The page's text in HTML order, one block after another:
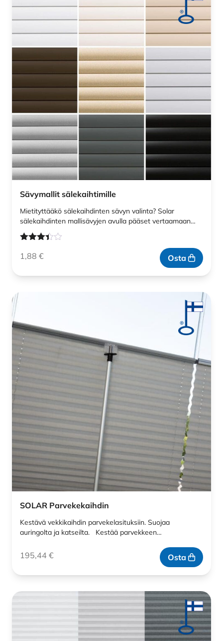
Sävymallit sälekaihtimille
Mietityttääkö sälekaihdinten sävyn valinta? Solar
sälekaihdinten mallisävyjen avulla pääset vertaamaan…
tuotteesta:
1,88 € Osta
SOLAR Parvekekaihdin
Kestävä vekkikaihdin parvekelasituksiin. Suojaa
auringolta ja katseilta. Kestää parvekkeen…
195,44 € Osta